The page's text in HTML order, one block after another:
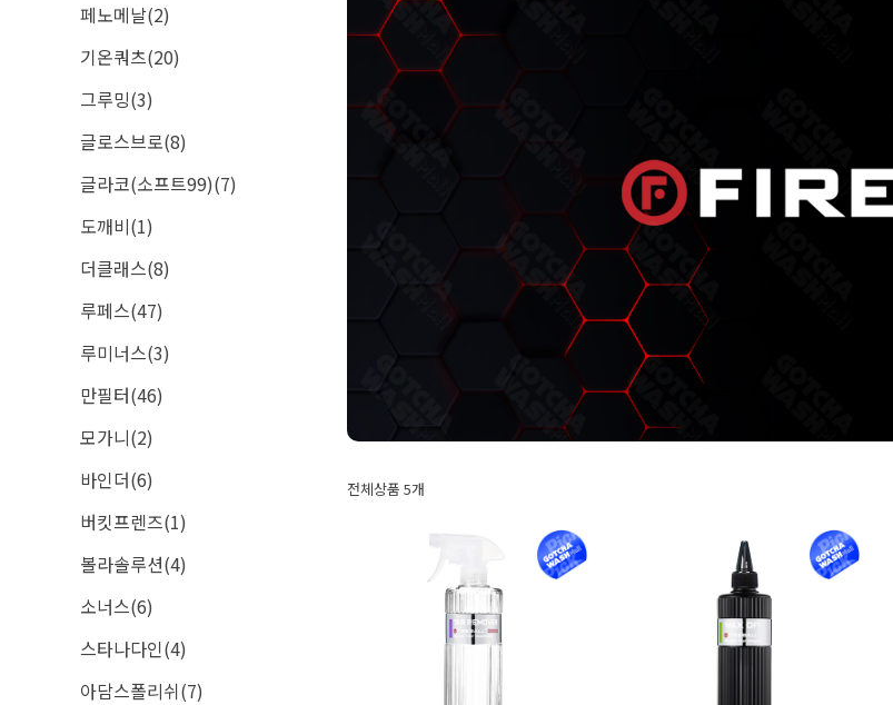
페노메날(2)
기온쿼츠(20)
그루밍(3)
글로스브로(8)
글라코(소프트99)(7)
도깨비(1)
더클래스(8)
루페스(47)
루미너스(3)
만필터(46)
모가니(2)
바인더(6)
버킷프렌즈(1)
볼라솔루션(4)
소너스(6)
스타나다인(4)
아담스폴리쉬(7)
전체상품 5개